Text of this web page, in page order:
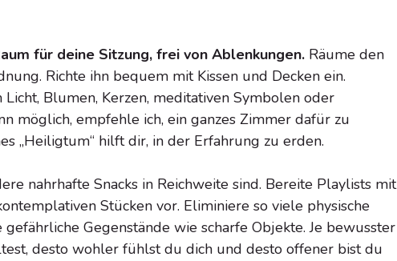
für deine Sitzung, frei von Ablenkungen. Räume den
Richte ihn bequem mit Kissen und Decken ein.
Blumen, Kerzen, meditativen Symbolen oder
möglich, empfehle ich, ein ganzes Zimmer dafür zu
„Heiligtum“ hilft dir, in der Erfahrung zu erden.
nahrhafte Snacks in Reichweite sind. Bereite Playlists mit
Stücken vor. Eliminiere so viele physische
Gegenstände wie scharfe Objekte. Je bewusster
desto wohler fühlst du dich und desto offener bist du